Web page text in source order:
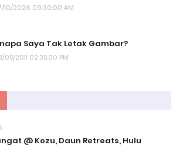
10/2026 09:30:00 AM
Saya Tak Letak Gambar?
05/2011 02:35:00 PM
@ Kozu, Daun Retreats, Hulu